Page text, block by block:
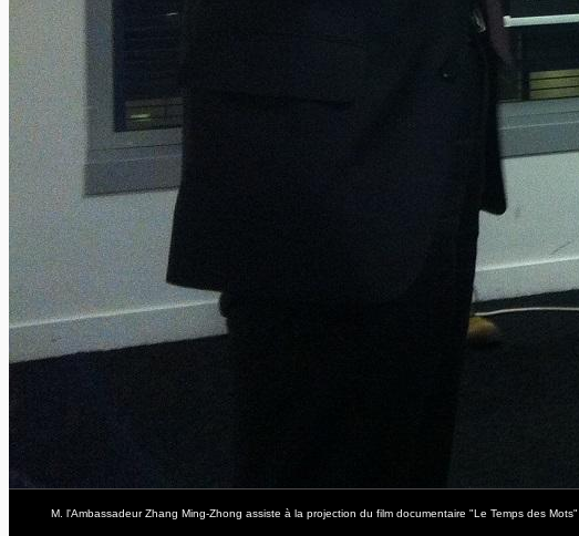
M. l'Ambassadeur Zhang Ming-Zhong assiste à la projection du film documentaire "Le Temps des Mots"